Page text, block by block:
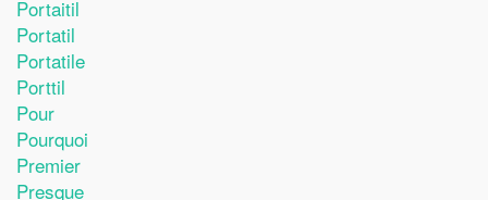
Portaitil
Portatil
Portatile
Porttil
Pour
Pourquoi
Premier
Presque